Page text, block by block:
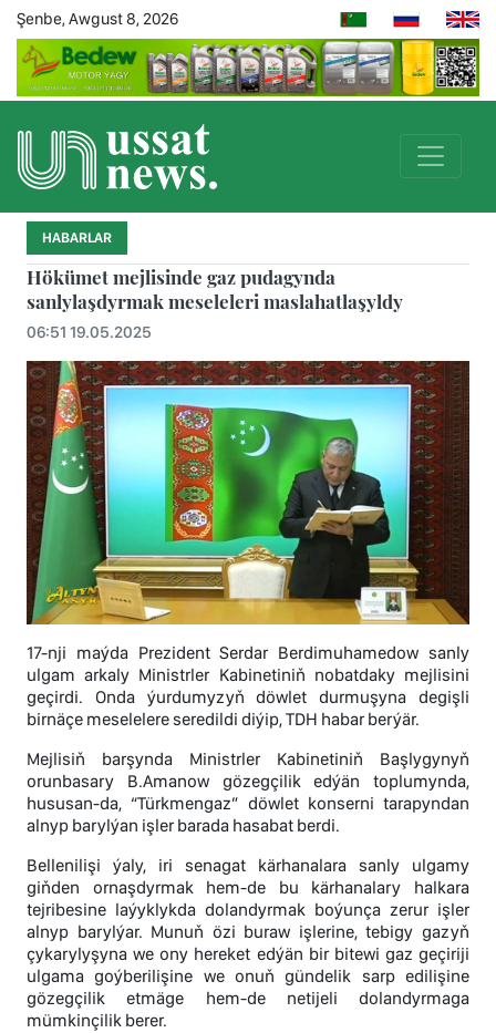
Şenbe, Awgust 8, 2026
HABARLAR
Hökümet mejlisinde gaz pudagynda
sanlylaşdyrmak meseleleri maslahatlaşyldy
06:51 19.05.2025
17-nji maýda Prezident Serdar Berdimuhamedow sanly
ulgam arkaly Ministrler Kabinetiniň nobatdaky mejlisini
geçirdi. Onda ýurdumyzyň döwlet durmuşyna degişli
birnäçe meselelere seredildi diýip, TDH habar berýär.
Mejlisiň barşynda Ministrler Kabinetiniň Başlygynyň
orunbasary B.Amanow gözegçilik edýän toplumynda,
hususan-da, “Türkmengaz” döwlet konserni tarapyndan
alnyp barylýan işler barada hasabat berdi.
Bellenilişi ýaly, iri senagat kärhanalara sanly ulgamy
giňden ornaşdyrmak hem-de bu kärhanalary halkara
tejribesine laýyklykda dolandyrmak boýunça zerur işler
alnyp barylýar. Munuň özi buraw işlerine, tebigy gazyň
çykarylyşyna we ony hereket edýän bir bitewi gaz geçiriji
ulgama goýberilişine we onuň gündelik sarp edilişine
gözegçilik etmäge hem-de netijeli dolandyrmaga
mümkinçilik berer.